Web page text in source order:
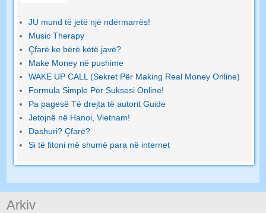
JU mund të jetë një ndërmarrës!
Music Therapy
Çfarë ke bërë këtë javë?
Make Money në pushime
WAKE UP CALL (Sekret Për Making Real Money Online)
Formula Simple Për Suksesi Online!
Pa pagesë Të drejta të autorit Guide
Jetojnë në Hanoi, Vietnam!
Dashuri? Çfarë?
Si të fitoni më shumë para në internet
Arkiv